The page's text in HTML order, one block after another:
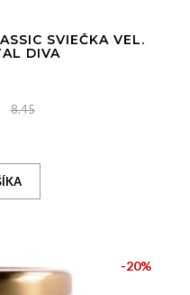
SVIEČKA VEL.
DIVA
8.45
-20%